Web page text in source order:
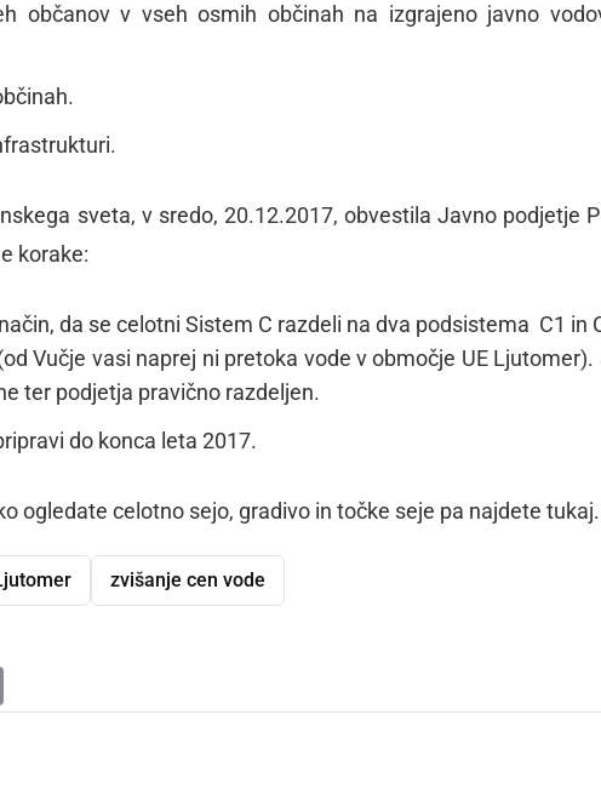
občanov v vseh osmih občinah na izgrajeno javno
sveta, v sredo, 20.12.2017, obvestila Javno podjetje
korake:
da se celotni Sistem C razdeli na dva podsistema C1 in
Vučje vasi naprej ni pretoka vode v območje UE Ljutomer).
ter podjetja pravično razdeljen.
do konca leta 2017.
ogledate celotno sejo, gradivo in točke seje pa najdete tukaj.
zvišanje cen vode